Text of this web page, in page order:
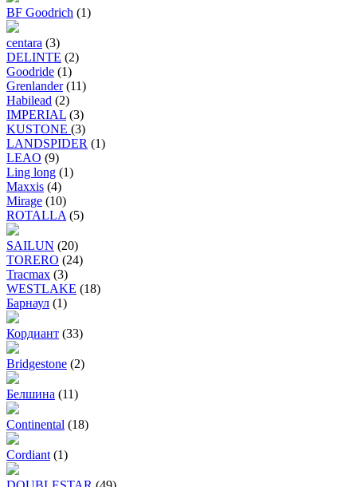
BF Goodrich (1)
centara (3)
DELINTE (2)
Goodride (1)
Grenlander (11)
Habilead (2)
IMPERIAL (3)
KUSTONE (3)
LANDSPIDER (1)
LEAO (9)
Ling long (1)
Maxxis (4)
Mirage (10)
ROTALLA (5)
SAILUN (20)
TORERO (24)
Tracmax (3)
WESTLAKE (18)
Барнаул (1)
Кордиант (33)
Bridgestone (2)
Белшина (11)
Continental (18)
Cordiant (1)